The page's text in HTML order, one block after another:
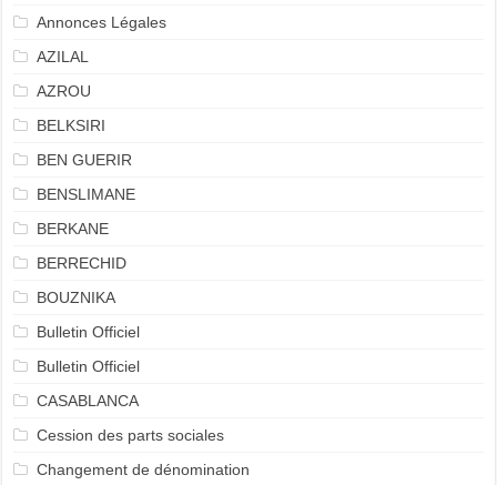
Annonces Légales
AZILAL
AZROU
BELKSIRI
BEN GUERIR
BENSLIMANE
BERKANE
BERRECHID
BOUZNIKA
Bulletin Officiel
Bulletin Officiel
CASABLANCA
Cession des parts sociales
Changement de dénomination